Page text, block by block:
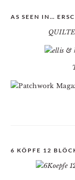
AS SEEN IN…
6 KÖPFE 12